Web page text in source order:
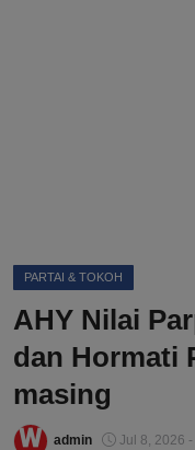
PARTAI & TOKOH
AHY Nilai
dan Hormati
masing
admin Jul 8, 2026